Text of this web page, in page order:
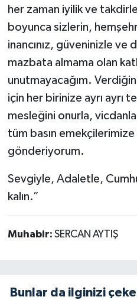
her zaman iyilik ve takdirle
boyunca sizlerin,
inancınız, güveninizle ve
mazbata almama olan
unutmayacağım.
için her birinize ayrı ayrı
mesleğini onurla,
tüm basın emekçilerimize
gönderiyorum.
Sevgiyle, Adaletle,
kalın.”
Muhabir: SERCAN AYTIŞ
Bunlar da ilginizi